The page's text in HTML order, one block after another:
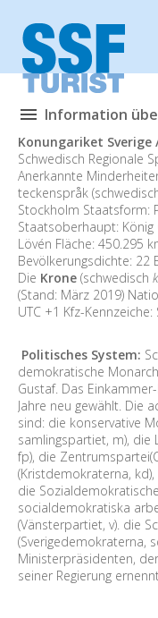
Information
Konungariket Sverige
Schwedisch Regionale
Anerkannte
teckenspråk
Stockholm Staatsform:
Staatsoberhaupt: König
Lövén Fläche: 450.295
Bevölkerungsdichte: 22
Die Krone (schwedisch
(Stand: März 2019)
UTC +1 Kfz-
Politisches System:
demokratische
Gustaf. Das
Jahre neu gewählt. Die
sind: die konservative
samlingspartiet, m), die
fp), die
(Kristdemokraterna,
die
socialdemokratiska
(Vänsterpartiet, v). die
(Sverigedemokraterna,
Ministerpräsidenten,
seiner Regierung